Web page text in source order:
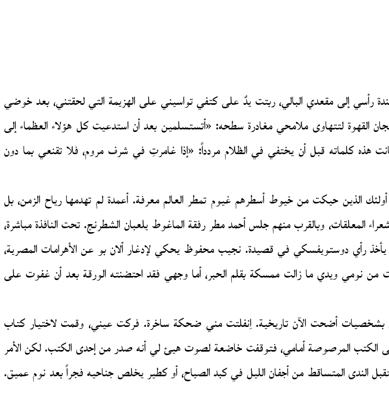
إلى مقعدي البالي، ربتت يدٌ على كتفي تواسيني على الهزيمة التي لحقتني، بعد خوضي
القهوة لتتهاوى ملامحي مغادرة سطحه: «أتستسلمين بعد أن استدعيت كل هؤلاء العظماء إلى
هذه كلماته قبل أن يختفي في الظلام مردداً: «إذا غامرتِ في شرف مروم، فلا تقنعي بما دون
الذين حيكت من خيوط أسطرهم غيوم تمطر العالم معرفة. أعمدة لم تهدمها رياح الزمن، بل
المعلقات، وبالقرب منهم جلس أحمد مطر رفقة الماغوط يلعبان الشطرنج. تحت النافذة مباشرة،
رأي دوستويفسكي في قصيدة. نجيب محفوظ يحكي لإدغار ألان بو عن الأهرامات المصرية،
من نومي ويدي ما زالت ممسكة بقلم الحبر، أما وجهي فقد احتضنته الورقة بعد أن غفوت على
بشخصيات أضحت الآن تاريخية. اِنفلتت مني ضحكة ساخرة. فركت عيني، وقمت لاختيار كتاب
الكتب المرصوصة أمامي، فتوقفت خاضعة لصوت هيئ لي أنه صدر من إحدى الكتب. لكن الأمر
الندى المتساقط من أجفان الليل في كبد الصباح، أو كطير يخلص جناحيه فجراً بعد نوم عميق.